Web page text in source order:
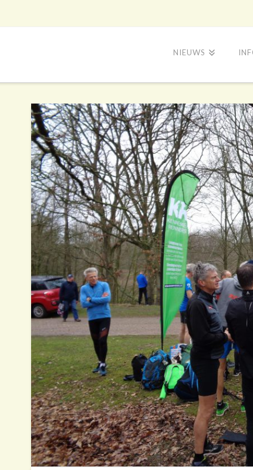
NIEUWS